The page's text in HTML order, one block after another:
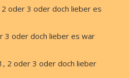
2 oder 3 oder doch lieber es
3 oder doch lieber es war
2 oder 3 oder doch lieber